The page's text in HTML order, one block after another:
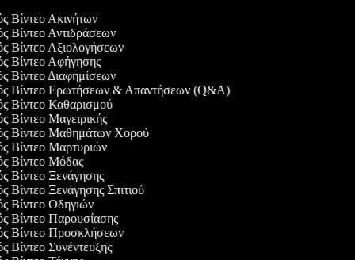
Βίντεο Ακινήτων
Βίντεο Αντιδράσεων
Βίντεο Αξιολογήσεων
Βίντεο Αφήγησης
Βίντεο Διαφημίσεων
Βίντεο Ερωτήσεων & Απαντήσεων (Q&A)
Βίντεο Καθαρισμού
Βίντεο Μαγειρικής
Βίντεο Μαθημάτων Χορού
Βίντεο Μαρτυριών
Βίντεο Μόδας
Βίντεο Ξενάγησης
Βίντεο Ξενάγησης Σπιτιού
Βίντεο Οδηγιών
Βίντεο Παρουσίασης
Βίντεο Προσκλήσεων
Βίντεο Συνέντευξης